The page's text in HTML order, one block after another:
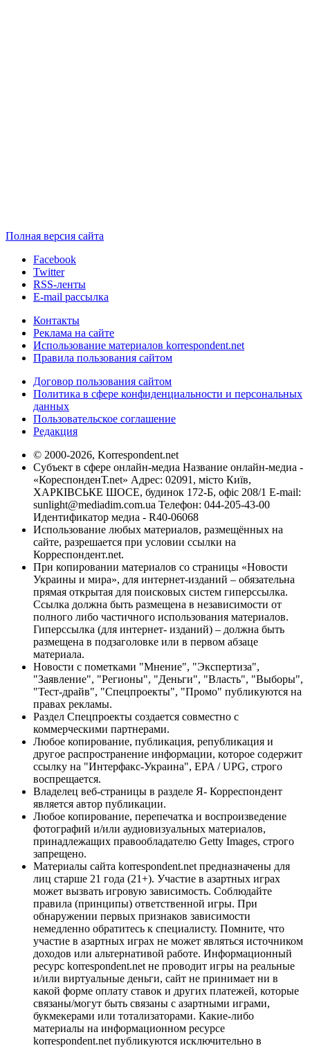
Полная версия сайта
Facebook
Twitter
RSS-ленты
E-mail рассылка
Контакты
Реклама на сайте
Использование материалов korrespondent.net
Правила пользования сайтом
Договор пользования сайтом
Политика в сфере конфиденциальности и персональных
данных
Пользовательское соглашение
Редакция
© 2000-2026, Korrespondent.net
Субъект в сфере онлайн-медиа Название онлайн-медиа -
«КореспонденТ.net» Адрес: 02091, місто Київ,
ХАРКІВСЬКЕ ШОСЕ, будинок 172-Б, офіс 208/1 E-mail:
sunlight@mediadim.com.ua Телефон: 044-205-43-00
Идентификатор медиа - R40-06068
Использование любых материалов, размещённых на
сайте, разрешается при условии ссылки на
Корреспондент.net.
При копировании материалов со страницы «Новости
Украины и мира», для интернет-изданий – обязательна
прямая открытая для поисковых систем гиперссылка.
Ссылка должна быть размещена в независимости от
полного либо частичного использования материалов.
Гиперссылка (для интернет- изданий) – должна быть
размещена в подзаголовке или в первом абзаце
материала.
Новости с пометками "Мнение", "Экспертиза",
"Заявление", "Регионы", "Деньги", "Власть", "Выборы",
"Тест-драйв", "Спецпроекты", "Промо" публикуются на
правах рекламы.
Раздел Спецпроекты создается совместно с
коммерческими партнерами.
Любое копирование, публикация, републикация и
другое распространение информации, которое содержит
ссылку на "Интерфакс-Украина", EPA / UPG, строго
воспрещается.
Владелец веб-страницы в разделе Я- Корреспондент
является автор публикации.
Любое копирование, перепечатка и воспроизведение
фотографий и/или аудиовизуальных материалов,
принадлежащих правообладателю Getty Images, строго
запрещено.
Материалы сайта korrespondent.net предназначены для
лиц старше 21 года (21+). Участие в азартных играх
может вызвать игровую зависимость. Соблюдайте
правила (принципы) ответственной игры. При
обнаружении первых признаков зависимости
немедленно обратитесь к специалисту. Помните, что
участие в азартных играх не может являться источником
доходов или альтернативой работе. Информационный
ресурс korrespondent.net не проводит игры на реальные
и/или виртуальные деньги, сайт не принимает ни в
какой форме оплату ставок и других платежей, которые
связаны/могут быть связаны с азартными играми,
букмекерами или тотализаторами. Какие-либо
материалы на информационном ресурсе
korrespondent.net публикуются исключительно в